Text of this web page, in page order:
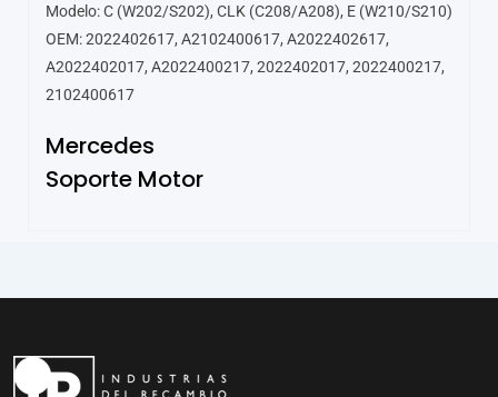
Modelo: C (W202/S202), CLK (C208/A208), E (W210/S210)
OEM: 2022402617, A2102400617, A2022402617,
A2022402017, A2022400217, 2022402017, 2022400217,
2102400617
Mercedes
Soporte Motor